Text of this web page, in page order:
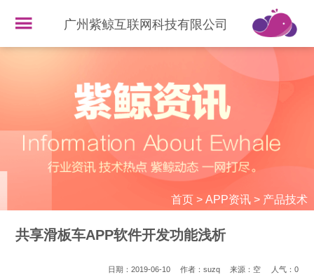
广州紫鲸互联网科技有限公司
首页> APP资讯> 产品技术
共享滑板车APP软件开发功能浅析
日期：2019-06-10 作者：suzq 来源：空 人气： 0